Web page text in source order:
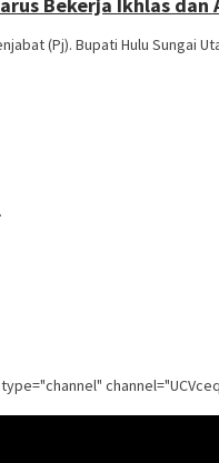
(Pj). Bupati Hulu Sungai